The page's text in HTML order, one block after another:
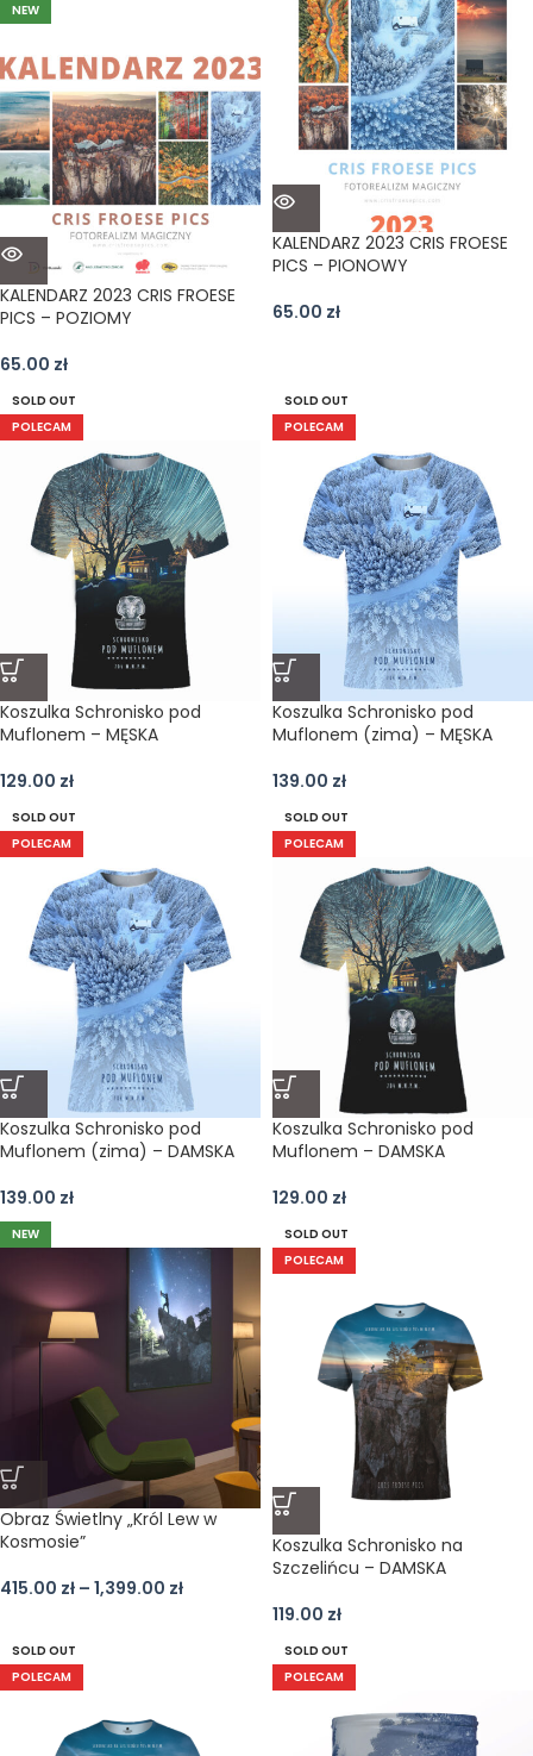
NEW
KALENDARZ 2023 CRIS FROESE
PICS – POZIOMY
65.00 zł
KALENDARZ 2023 CRIS FROESE
PICS – PIONOWY
65.00 zł
SOLD OUT
POLECAM
Koszulka Schronisko pod
Muflonem – MĘSKA
129.00 zł
SOLD OUT
POLECAM
Koszulka Schronisko pod
Muflonem (zima) – MĘSKA
139.00 zł
SOLD OUT
POLECAM
Koszulka Schronisko pod
Muflonem (zima) – DAMSKA
139.00 zł
SOLD OUT
POLECAM
Koszulka Schronisko pod
Muflonem – DAMSKA
129.00 zł
NEW
Obraz Świetlny „Król Lew w
Kosmosie”
415.00 zł – 1,399.00 zł
SOLD OUT
POLECAM
Koszulka Schronisko na
Szczelińcu – DAMSKA
119.00 zł
SOLD OUT
POLECAM
SOLD OUT
POLECAM